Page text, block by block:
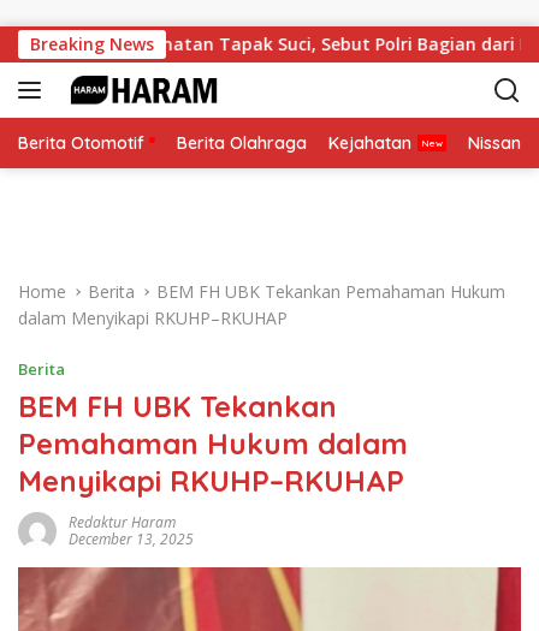
Breaking News
Kehormatan Tapak Suci, Sebut Polri Bagian dari Keluarga
Berita Otomotif Berita Olahraga Kejahatan Nissan
Home Berita
BEM FH UBK Tekankan Pemahaman Hukum
dalam Menyikapi RKUHP–RKUHAP
Berita
BEM FH UBK Tekankan
Pemahaman Hukum dalam
Menyikapi RKUHP–RKUHAP
Redaktur Haram
December 13, 2025